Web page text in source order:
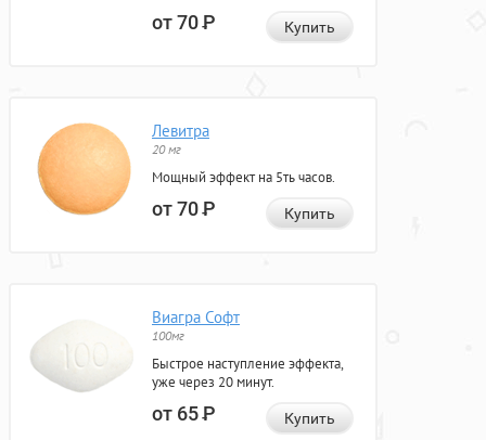
от 70Р Купить
Левитра
20 мг
Мощный эффект на 5ть часов.
от 70Р Купить
Виагра Софт
100мг
Быстрое наступление эффекта,
уже через 20 минут.
от 65Р Купить